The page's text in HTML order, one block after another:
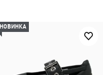
НОВИНКА